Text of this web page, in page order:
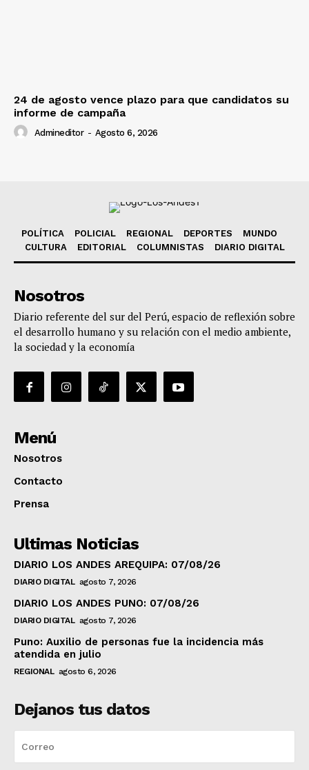
24 de agosto vence plazo para que candidatos su
informe de campaña
Admineditor - Agosto 6, 2026
POLÍTICA POLICIAL REGIONAL DEPORTES
MUNDO
CULTURA
EDITORIAL COLUMNISTAS DIARIO DIGITAL
Nosotros
Diario referente del sur del Perú, espacio de reflexión sobre
el desarrollo humano y su relación con el medio ambiente,
la sociedad y la economía
Menú
Nosotros
Contacto
Prensa
Ultimas Noticias
DIARIO LOS ANDES AREQUIPA: 07/08/26
DIARIO DIGITAL agosto 7, 2026
DIARIO LOS ANDES PUNO: 07/08/26
DIARIO DIGITAL agosto 7, 2026
Puno: Auxilio de personas fue la incidencia más
atendida en julio
REGIONAL agosto 6, 2026
Dejanos tus datos